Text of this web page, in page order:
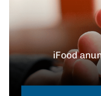
iFood